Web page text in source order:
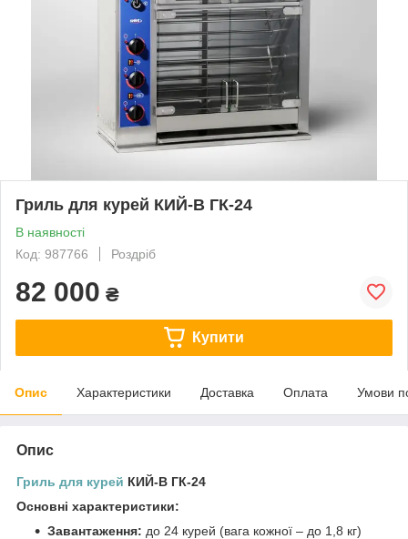
Гриль для курей КИЙ-В ГК-24
В наявності
Код: 987766
Роздріб
82 000 ₴
Купити
Опис Характеристики Доставка Оплата Умови
Опис
Гриль для курей КИЙ-В ГК-24
Основні характеристики:
Завантаження: до 24 курей (вага кожної – до 1,8 кг)